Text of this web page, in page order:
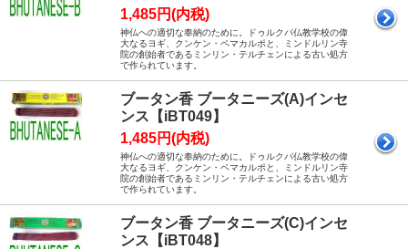
1,485円(内税)
神仏への適切な奉納のために。ドゥルクパ仏教学校の偉
大なるヨギ、クンケン・ペマカルポと、ミンドルリン寺
院の創始者であるミンリン・テルチェンによる古い処方
で作られています。
ブータン香 ブータニーズ(A)インセ
ンス【iBT049】
1,485円(内税)
神仏への適切な奉納のために。ドゥルクパ仏教学校の偉
大なるヨギ、クンケン・ペマカルポと、ミンドルリン寺
院の創始者であるミンリン・テルチェンによる古い処方
で作られています。
ブータン香 ブータニーズ(C)インセ
ンス【iBT048】